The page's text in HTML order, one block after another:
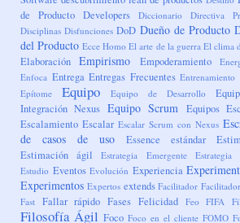
de Producto Developers Diccionario
Directiva
Disciplinas Disfunciones DoD Dueño de Producto
del Producto Ecce Homo El arte de la guerra El clima
Elaboración Empirismo Empoderamiento
Enfoca Entrega Entregas Frecuentes Entrenamiento
Epítome
Equipo Equipo de Desarrollo
Integración Nexus Equipo Scrum Equipos
Escalamiento Escalar Escalar Scrum con Nexus
de casos de uso
Essence estándar
Estimación ágil
Estrategia Emergente
Estrategia
Estudio Eventos Evolución Experiencia
Experimentos Expertos extends Facilitador
Fast Fallar rápido Fases Felicidad Feo FIFA
Filosofía Ágil Foco Foco en el cliente FOMO